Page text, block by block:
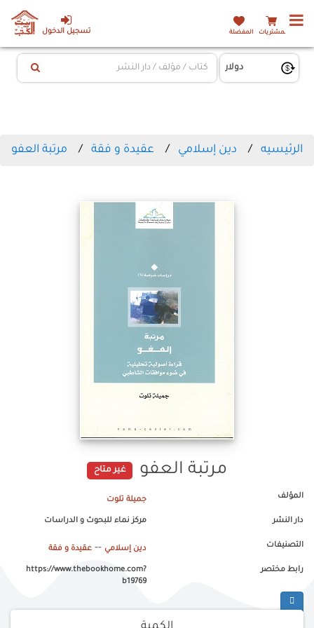
تسجيل الدخول المشتريات المفضلة
الرئيسيه دين إسلامي عقيدة و فقة مرتبة العفو
مرتبة العفو غير متاح
المؤلف جميلة تلوت
دار النشر مركز نماء للبحوث و الدراسات
التصنيفات دين إسلامي -- عقيدة و فقة
رابط مختصر
https://www.thebookhome.com?
b19769